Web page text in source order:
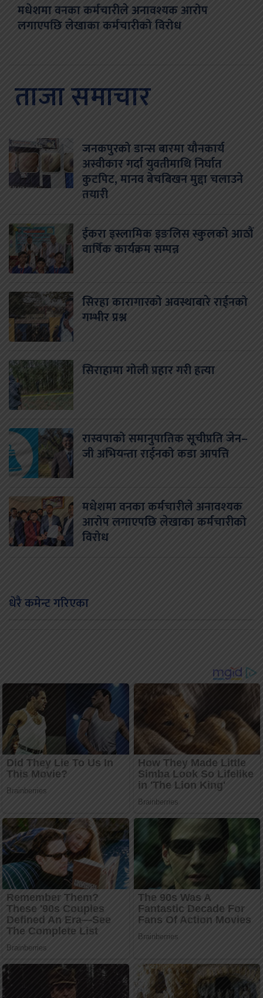
मधेशमा वनका कर्मचारीले अनावश्यक आरोप
लगाएपछि लेखाका कर्मचारीको विरोध
ताजा समाचार
जनकपुरको डान्स बारमा यौनकार्य
अस्वीकार गर्दा युवतीमाथि निर्घात
कुटपिट, मानव बेचबिखन मुद्दा चलाउने
तयारी
ईकरा इस्लामिक इङलिस स्कुलको आठौं
वार्षिक कार्यक्रम सम्पन्न
सिरहा कारागारको अवस्थाबारे राईनको
गम्भीर प्रश्न
सिराहामा गोली प्रहार गरी हत्या
रास्वपाको समानुपातिक सूचीप्रति जेन–
जी अभियन्ता राईनको कडा आपत्ति
मधेशमा वनका कर्मचारीले अनावश्यक
आरोप लगाएपछि लेखाका कर्मचारीको
विरोध
धेरै कमेन्ट गरिएका